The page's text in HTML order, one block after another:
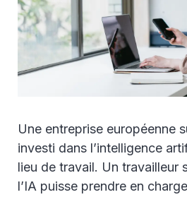
Une entreprise européenne
investi dans l’intelligence
lieu de travail. Un travailleur
l’IA puisse prendre en